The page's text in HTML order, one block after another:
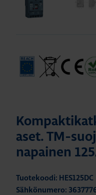
aset. TM-
napainen
Tuotekoodi: HES125DC
Sähkönumero: